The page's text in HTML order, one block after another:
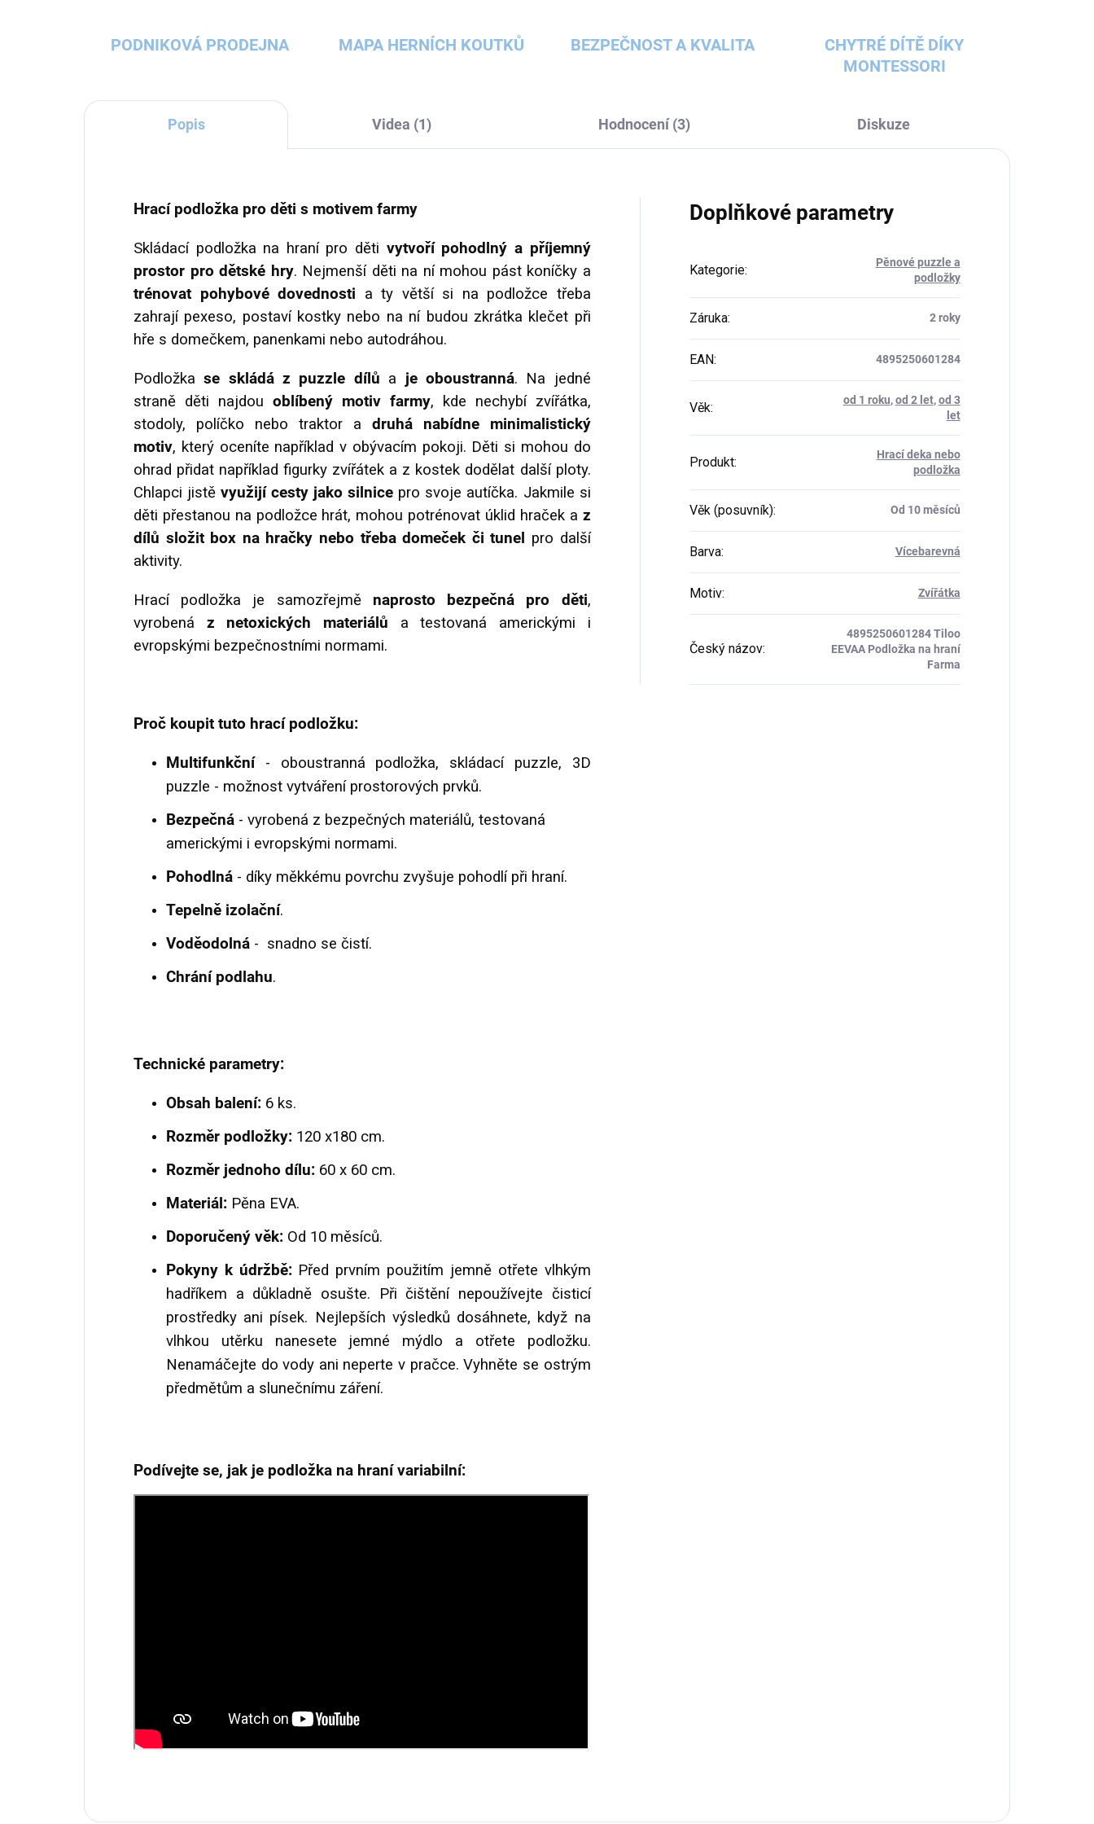
PODNIKOVÁ PRODEJNA MAPA HERNÍCH KOUTKŮ BEZPEČNOST A KVALITA
CHYTRÉ DÍTĚ DÍKY
MONTESSORI
Popis Videa (1) Hodnocení (3) Diskuze
Hrací podložka pro děti s motivem farmy
Skládací podložka na hraní pro děti vytvoří pohodlný a příjemný
prostor pro dětské hry. Nejmenší děti na ní mohou pást koníčky a
trénovat pohybové dovednosti a ty větší si na podložce třeba
zahrají pexeso, postaví kostky nebo na ní budou zkrátka klečet při
hře s domečkem, panenkami nebo autodráhou.
Podložkase skládá z puzzle dílů a je oboustranná. Na jedné
straně děti najdou oblíbený motiv farmy, kde nechybí zvířátka,
stodoly, políčko nebo traktor a druhá nabídne minimalistický
motiv, který oceníte například v obývacím pokoji. Děti si mohou do
ohrad přidat například figurky zvířátek a z kostek dodělat další ploty.
Chlapci jistěvyužijí cesty jako silnice pro svoje autíčka. Jakmile si
děti přestanou na podložce hrát, mohou potrénovat úklid hraček a z
dílů složit box na hračky nebo třeba domeček či tunel
pro další
aktivity.
Hrací podložka je samozřejmě naprosto bezpečná pro děti,
vyrobená z netoxických materiálů a testovaná americkými i
evropskými bezpečnostními normami.
Proč koupit tuto hrací podložku:
Multifunkční- oboustranná podložka, skládací puzzle, 3D
puzzle - možnost vytváření prostorových prvků.
Bezpečná - vyrobená z bezpečných materiálů, testovaná
americkými i evropskými normami.
Pohodlná - díky měkkému povrchu zvyšuje pohodlí při hraní.
Tepelně izolační.
Voděodolná - snadno se čistí.
Chrání podlahu.
Technické parametry:
Obsah balení: 6 ks.
Rozměr podložky: 120 x180 cm.
Rozměr jednoho dílu: 60 x 60 cm.
Materiál: Pěna EVA.
Doporučený věk: Od 10 měsíců.
Pokyny k údržbě: Před prvním použitím jemně otřete vlhkým
hadříkem a důkladně osušte. Při čištění nepoužívejte čisticí
prostředky ani písek. Nejlepších výsledků dosáhnete, když na
vlhkou utěrku nanesete jemné mýdlo a otřete podložku.
Nenamáčejte do vody ani neperte v pračce. Vyhněte se ostrým
předmětům a slunečnímu záření.
Podívejte se, jak je podložka na hraní variabilní:
Doplňkové parametry
Kategorie:
Pěnové puzzle a
podložky
Záruka: 2 roky
EAN: 4895250601284
Věk: od 1 roku,od 2 let,od 3
let
Produkt:
Hrací deka nebo
podložka
Věk (posuvník): Od 10 měsíců
Barva: Vícebarevná
Motiv: Zvířátka
Český názov:
4895250601284 Tiloo
EEVAA Podložka na hraní
Farma